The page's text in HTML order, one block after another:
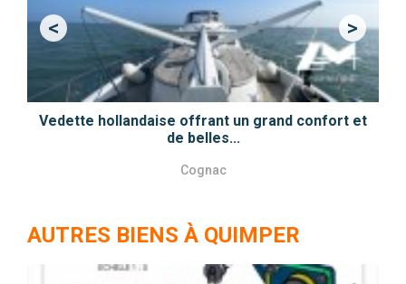
Vedette hollandaise offrant un grand confort et
de belles...
Cognac
<Previous >Next
AUTRES BIENS À QUIMPER